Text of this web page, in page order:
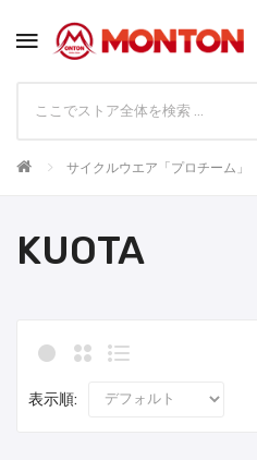
サイクルウエア「プロチーム」
KUOTA
表示順: